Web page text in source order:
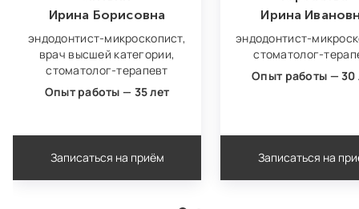
Ирина Борисовна
эндодонтист‑микроскопист,
врач высшей категории,
стоматолог-терапевт
Опыт работы — 35 лет
Записаться на приём
Ирина
стоматолог-
Опыт работы — 30
Записаться на